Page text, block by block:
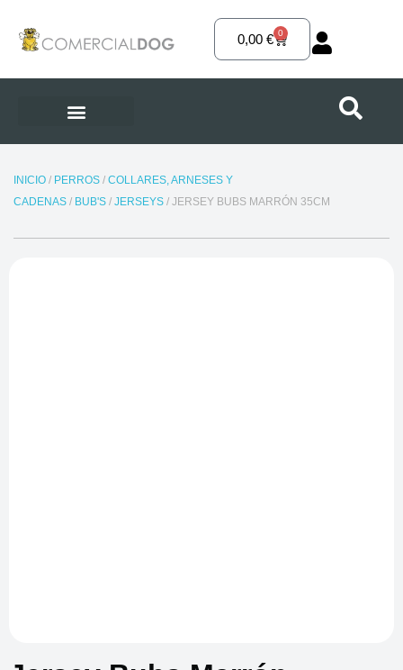
contenido
0,00€ 0
Carrito
INICIO/ PERROS/ COLLARES, ARNESES Y
CADENAS/ BUB'S/ JERSEYS/ JERSEY BUBS MARRÓN 35CM